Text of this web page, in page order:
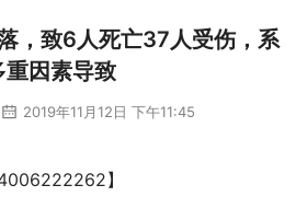
，致6人死亡37人受伤，系
重因素导致
2019年11月12日 下午11:45
】